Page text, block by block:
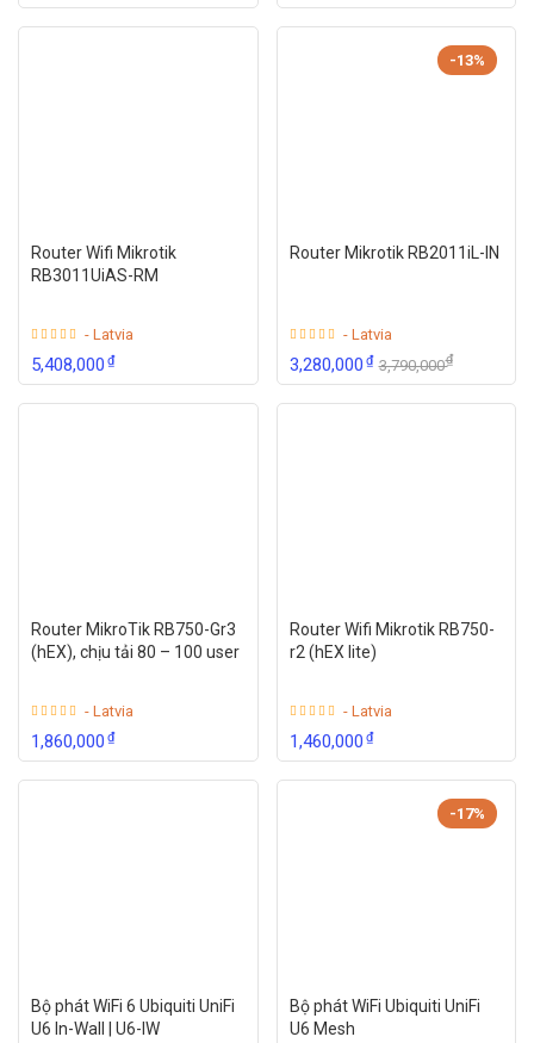
Router Wifi Mikrotik
RB3011UiAS-RM
- Latvia
5,408,000₫
-13%
Router Mikrotik RB2011iL-IN
- Latvia
3,280,000₫ 3,790,000₫
Router MikroTik RB750-Gr3
(hEX), chịu tải 80 – 100 user
- Latvia
1,860,000₫
Router Wifi Mikrotik RB750-
r2 (hEX lite)
- Latvia
1,460,000₫
Bộ phát WiFi 6 Ubiquiti UniFi
U6 In-Wall | U6-IW
-17%
Bộ phát WiFi Ubiquiti UniFi
U6 Mesh